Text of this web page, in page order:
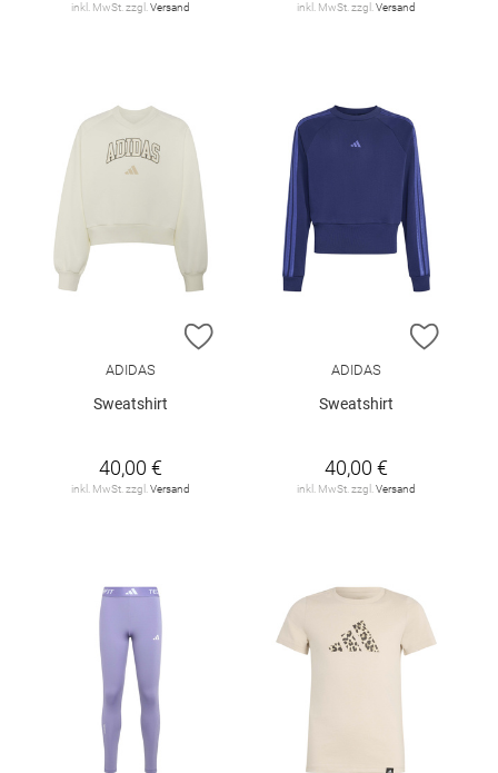
inkl. MwSt. zzgl. Versand inkl. MwSt. zzgl. Versand
ZUR WUNSCHLISTE HINZUFÜGEN
ADIDAS
Sweatshirt
40,00 €
inkl. MwSt. zzgl. Versand
ZUR
ADIDAS
Sweatshirt
40,00 €
inkl. MwSt. zzgl. Versand